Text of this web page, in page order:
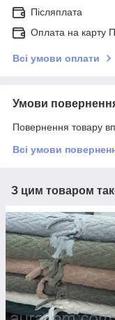
Післяплата
Оплата на карту
Всі умови оплати
Умови
Повернення товару
Всі умови
З цим товаром